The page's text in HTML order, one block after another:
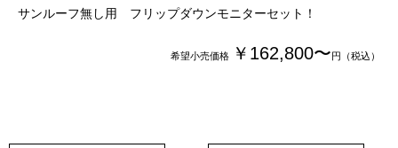
サンルーフ無し用 フリップダウンモニターセット！
希望小売価格 ￥162,800〜 円（税込）